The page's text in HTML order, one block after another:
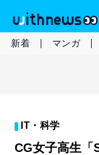
新着 マンガ
IT・科学
CG女子高生「